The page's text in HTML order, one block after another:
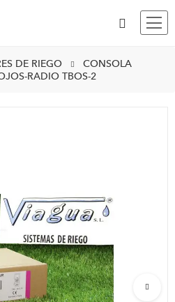
DE RIEGO
CONSOLA
RADIO TBOS-2